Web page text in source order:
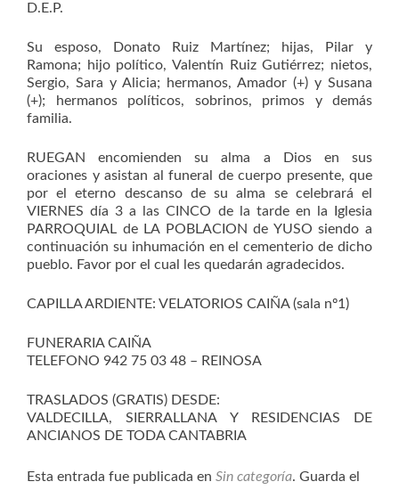
D.E.P.
Su esposo, Donato Ruiz Martínez; hijas, Pilar y
Ramona; hijo político, Valentín Ruiz Gutiérrez; nietos,
Sergio, Sara y Alicia; hermanos, Amador (+) y Susana
(+); hermanos políticos, sobrinos, primos y demás
familia.
RUEGAN encomienden su alma a Dios en sus
oraciones y asistan al funeral de cuerpo presente, que
por el eterno descanso de su alma se celebrará el
VIERNES día 3 a las CINCO de la tarde en la Iglesia
PARROQUIAL de LA POBLACION de YUSO siendo a
continuación su inhumación en el cementerio de dicho
pueblo. Favor por el cual les quedarán agradecidos.
CAPILLA ARDIENTE: VELATORIOS CAIÑA (sala nº1)
FUNERARIA CAIÑA
TELEFONO 942 75 03 48 – REINOSA
TRASLADOS (GRATIS) DESDE:
VALDECILLA, SIERRALLANA Y RESIDENCIAS DE
ANCIANOS DE TODA CANTABRIA
Esta entrada fue publicada en Sin categoría. Guarda el